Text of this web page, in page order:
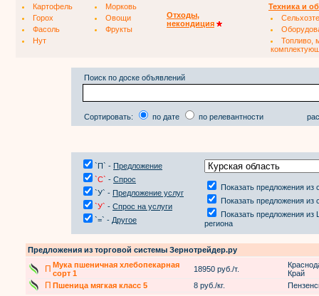
Картофель
Морковь
Горох
Овощи
Фасоль
Фрукты
Нут
Отходы,
некондиция
Техника и
Топливо,
Поиск по доске объявлений
Сортировать: по дате по релевантности
`П` - Предложение
`С` - Спрос
`У` - Предложение услуг
`У` - Спрос на услуги
`=` - Другое
Показать предложения из
Показать предложения из
Показать предложения из
региона
Предложения из торговой системы Зернотрейдер.ру
П Мука пшеничная хлебопекарная
сорт 1
18950 руб./т.
Край
П Пшеница мягкая класс 5 8 руб./кг.